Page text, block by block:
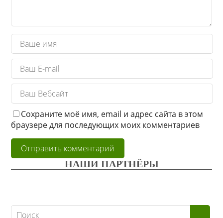
Сохраните моё имя, email и адрес сайта в этом
браузере для последующих моих комментариев
НАШИ ПАРТНЁРЫ